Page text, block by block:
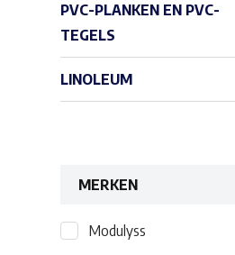
PVC-PLANKEN EN PVC-
TEGELS
LINOLEUM
MERKEN
Modulyss